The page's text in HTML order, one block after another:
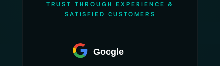
12 Monate Herstellergarantie
Sie auch die aktuellen und detaillierten
Informationen des Herstellers.
TRUST THROUGH EXPERIENCE &
SATISFIED CUSTOMERS
Google